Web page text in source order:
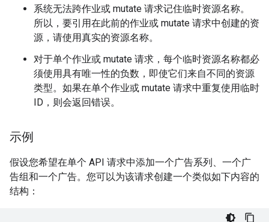
系统无法跨作业或 mutate 请求记住临时资源名称。
所以，要引用在此前的作业或 mutate 请求中创建的资
源，请使用真实的资源名称。
对于单个作业或 mutate 请求，每个临时资源名称都必
须使用具有唯一性的负数，即使它们来自不同的资源
类型。如果在单个作业或 mutate 请求中重复使用临时
ID，则会返回错误。
示例
假设您希望在单个 API 请求中添加一个广告系列、一个广
告组和一个广告。您可以为该请求创建一个类似如下内容的
结构：